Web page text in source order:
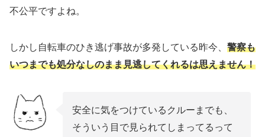
不公平ですよね。
しかし自転車のひき逃げ事故が多発している昨今、 警察も
いつまでも処分なしのまま見逃してくれるは思えません！
安全に気をつけているクルーまでも、
そういう目で見られてしまってるって